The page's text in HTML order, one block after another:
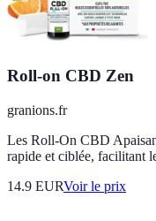
Roll-on CBD Zen
granions.fr
Les Roll-On CBD
rapide et ciblée, facilitant
14.9 EURVoir le prix